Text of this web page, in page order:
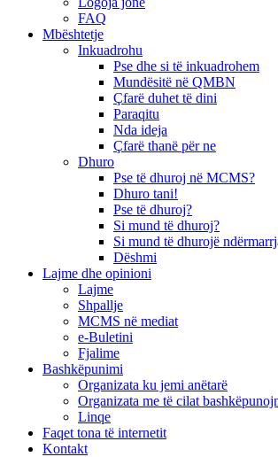
FAQ
Mbështetje
Inkuadrohu
Pse dhe si të inkuadrohem
Mundësitë në QMBN
Çfarë duhet të dini
Paraqitu
Nda ideja
Çfarë thanë për ne
Dhuro
Pse të dhuroj në MCMS?
Dhuro tani!
Pse të dhuroj?
Si mund të dhuroj?
Si mund të dhurojë
Dëshmi
Lajme dhe opinioni
Lajme
Shpallje
MCMS në mediat
e-Buletini
Fjalime
Bashkëpunimi
Organizata ku jemi anëtarë
Organizata me të cilat
Linqe
Faqet tona të internetit
Kontakt